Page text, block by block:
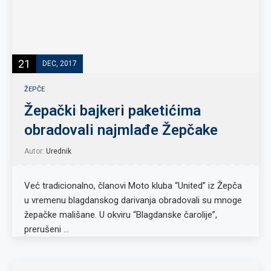
21 DEC, 2017
ŽEPČE
Žepački bajkeri paketićima
obradovali najmlađe Žepčake
Autor: Urednik
Već tradicionalno, članovi Moto kluba “United” iz Žepča
u vremenu blagdanskog darivanja obradovali su mnoge
žepačke mališane. U okviru “Blagdanske čarolije”,
prerušeni …